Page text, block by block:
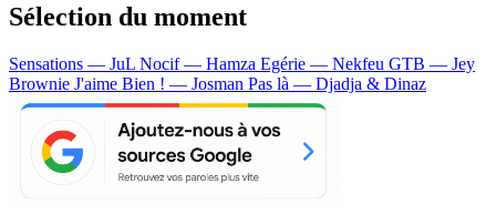
Sélection du moment
Sensations — JuL Nocif — Hamza Egérie — Nekfeu GTB — Jey
Brownie J'aime Bien ! — Josman Pas là — Djadja & Dinaz